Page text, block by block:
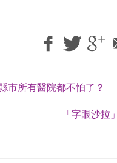
市所有醫院都不怕了？
「字眼沙拉